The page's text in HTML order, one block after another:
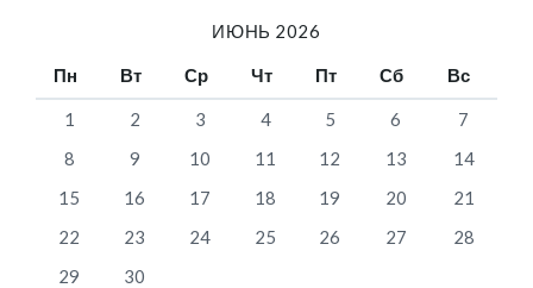
ИЮНЬ 2026
Пн Вт Ср Чт Пт Сб Вс
1 2 3 4 5 6
7
8
9 10 11 12 13
14
15
16 17 18 19 20
21
22
23 24 25 26 27
28
29
30